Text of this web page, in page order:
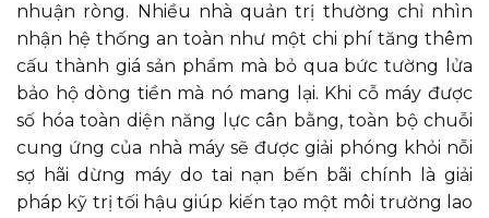
nhuận ròng. Nhiều nhà quản trị thường chỉ nhìn
nhận hệ thống an toàn như một chi phí tăng thêm
cấu thành giá sản phẩm mà bỏ qua bức tường lửa
bảo hộ dòng tiền mà nó mang lại. Khi cỗ máy được
số hóa toàn diện năng lực cân bằng, toàn bộ chuỗi
cung ứng của nhà máy sẽ được giải phóng khỏi nỗi
sợ hãi dừng máy do tai nạn bến bãi chính là giải
pháp kỹ trị tối hậu giúp kiến tạo một môi trường lao